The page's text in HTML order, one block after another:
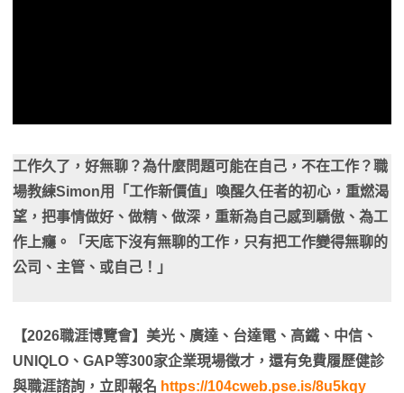
工作久了，好無聊？為什麼問題可能在自己，不在工作？職
場教練Simon用「工作新價值」喚醒久任者的初心，重燃渴
望，把事情做好、做精、做深，重新為自己感到驕傲、為工
作上癮。「天底下沒有無聊的工作，只有把工作變得無聊的
公司、主管、或自己！」
【2026職涯博覽會】美光、廣達、台達電、高鐵、中信、
UNIQLO、GAP等300家企業現場徵才，還有免費履歷健診
與職涯諮詢，立即報名 https://104cweb.pse.is/8u5kqy